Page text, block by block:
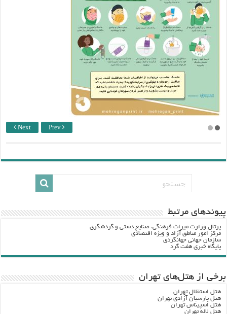
Next Prev
پيوندهاي مرتبط
پرتال وزارت ميراث فرهنگي، صنایع دستی و گردشگري
مرکز امور مناطق آزاد و ویژه اقتصادی
سازمان جهانی جهانگردی
پایگاه خبری هفت گرد
برخی از هتل‌های تهران
هتل استقلال تهران
هتل پارسیان آزادی تهران
هتل اسپیناس تهران
هتل لاله تهران